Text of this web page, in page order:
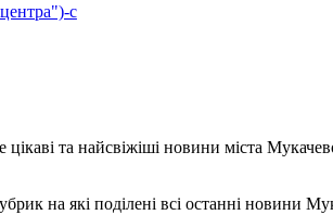
с
цікаві та найсвіжіші новини міста
на які поділені всі останні новини